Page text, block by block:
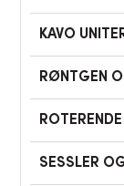
KAVO
RØNTGEN
SESSLER